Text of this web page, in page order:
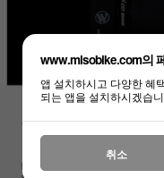
www.misobike.com의
앱 설치하시고 다양한 혜
되는 앱을 설치하시겠습
취소